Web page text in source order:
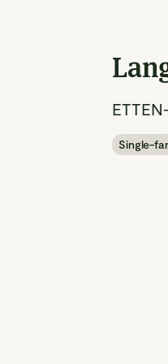
Single-